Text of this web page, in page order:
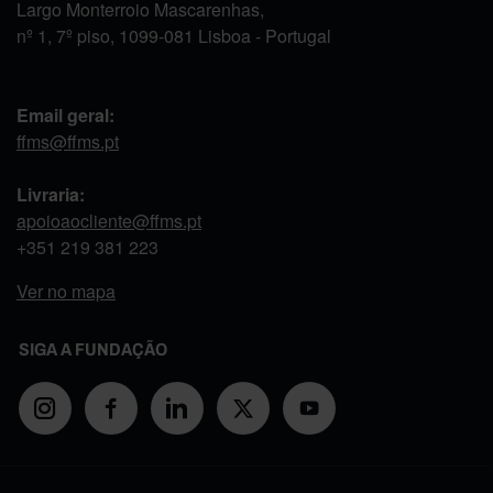
Largo Monterroio Mascarenhas,
nº 1, 7º piso, 1099-081 Lisboa - Portugal
Email geral:
ffms@ffms.pt
Livraria:
apoioaocliente@ffms.pt
+351 219 381 223
Ver no mapa
SIGA A FUNDAÇÃO